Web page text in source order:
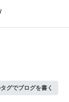
グでブログを書く